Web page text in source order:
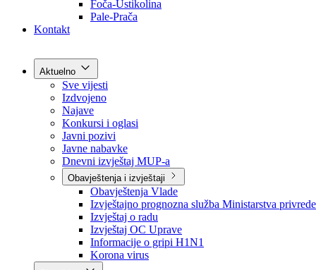
Općine
Kontakt
Aktuelno
Sve vijesti
Izdvojeno
Najave
Konkursi i oglasi
Javni pozivi
Javne nabavke
Dnevni izvještaj MUP-a
Obavještenja i izvještaji
Obavještenja Vlade
Izvještajno prognozna služba Ministarstva privrede
Izvještaj o radu
Izvještaj OC Uprave